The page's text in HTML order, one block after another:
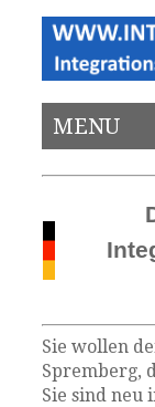
MENU
Sie wollen
Spremberg,
Sie sind neu